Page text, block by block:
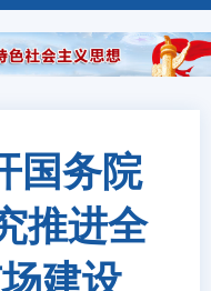
国务院
推进全
建设